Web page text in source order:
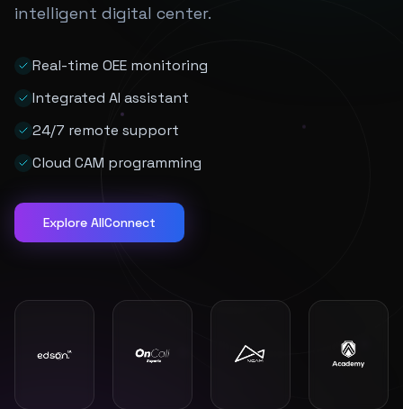
intelligent digital center.
Real-time OEE monitoring
Integrated AI assistant
24/7 remote support
Cloud CAM programming
Explore AllConnect